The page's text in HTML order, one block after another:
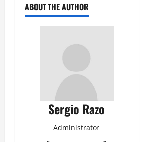
ABOUT THE AUTHOR
Sergio Razo
Administrator